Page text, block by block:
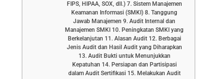
FIPS, HIPAA, SOX, dll.) 7. Sistem Manajemen
Keamanan Informasi (SMKI) 8. Tanggung
Jawab Manajemen 9. Audit Internal dan
Manajemen SMKI 10. Peningkatan SMKI yang
Berkelanjutan 11. Alasan Audit 12. Berbagai
Jenis Audit dan Hasil Audit yang Diharapkan
13. Audit Bukti untuk Menunjukkan
Kepatuhan 14. Persiapan dan Partisipasi
dalam Audit Sertifikasi 15. Melakukan Audit